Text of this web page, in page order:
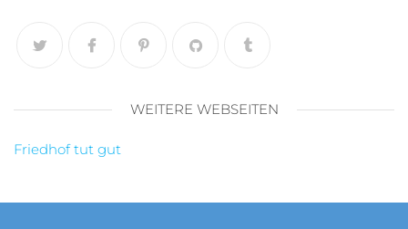
WEITERE WEBSEITEN
Friedhof tut gut